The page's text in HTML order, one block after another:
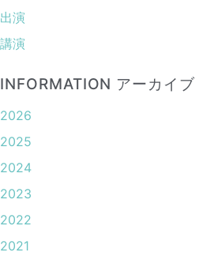
出演
講演
INFORMATION アーカイブ
2026
2025
2024
2023
2022
2021